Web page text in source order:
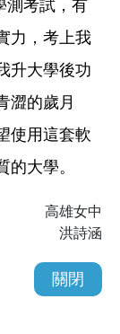
測考試，有
力，考上我
升大學後功
澀的歲月
使用這套軟
大學。
高雄女中
洪詩涵
關閉